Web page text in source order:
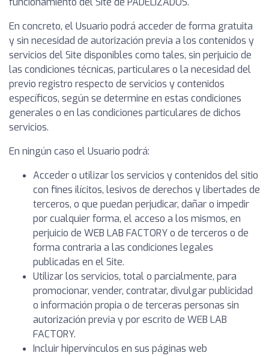
En concreto, el Usuario podrá acceder de forma gratuita
y sin necesidad de autorización previa a los contenidos y
servicios del Site disponibles como tales, sin perjuicio de
las condiciones técnicas, particulares o la necesidad del
previo registro respecto de servicios y contenidos
específicos, según se determine en estas condiciones
generales o en las condiciones particulares de dichos
servicios.
En ningún caso el Usuario podrá:
Acceder o utilizar los servicios y contenidos del sitio
con fines ilícitos, lesivos de derechos y libertades de
terceros, o que puedan perjudicar, dañar o impedir
por cualquier forma, el acceso a los mismos, en
perjuicio de WEB LAB FACTORY o de terceros o de
forma contraria a las condiciones legales
publicadas en el Site.
Utilizar los servicios, total o parcialmente, para
promocionar, vender, contratar, divulgar publicidad
o información propia o de terceras personas sin
autorización previa y por escrito de WEB LAB
FACTORY.
Incluir hipervínculos en sus páginas web